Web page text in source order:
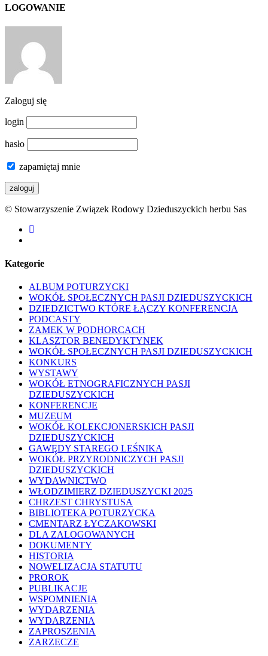
LOGOWANIE
Zaloguj się
login
hasło
zapamiętaj mnie
© Stowarzyszenie Związek Rodowy Dzieduszyckich herbu Sas
facebook
Kategorie
ALBUM POTURZYCKI
WOKÓŁ SPOŁECZNYCH PASJI DZIEDUSZYCKICH
DZIEDZICTWO KTÓRE ŁĄCZY KONFERENCJA
PODCASTY
ZAMEK W PODHORCACH
KLASZTOR BENEDYKTYNEK
WOKÓŁ SPOŁECZNYCH PASJI DZIEDUSZYCKICH
KONKURS
WYSTAWY
WOKÓŁ ETNOGRAFICZNYCH PASJI
DZIEDUSZYCKICH
KONFERENCJE
MUZEUM
WOKÓŁ KOLEKCJONERSKICH PASJI
DZIEDUSZYCKICH
GAWĘDY STAREGO LEŚNIKA
WOKÓŁ PRZYRODNICZYCH PASJI
DZIEDUSZYCKICH
WYDAWNICTWO
WŁODZIMIERZ DZIEDUSZYCKI 2025
CHRZEST CHRYSTUSA
BIBLIOTEKA POTURZYCKA
CMENTARZ ŁYCZAKOWSKI
DLA ZALOGOWANYCH
DOKUMENTY
HISTORIA
NOWELIZACJA STATUTU
PROROK
PUBLIKACJE
WSPOMNIENIA
WYDARZENIA
WYDARZENIA
ZAPROSZENIA
ZARZECZE